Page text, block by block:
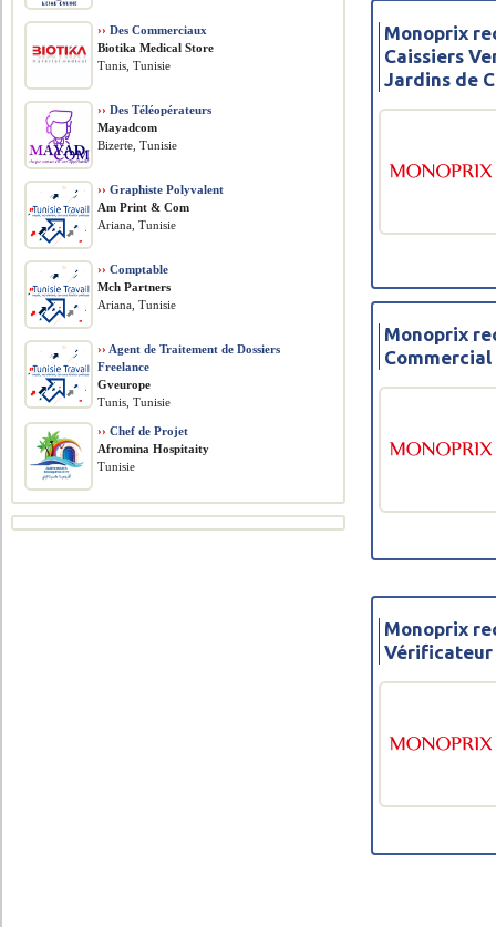
Monoprix
Caissiers
Jardins de
Monoprix
Monoprix
Vérificateur
›› Des Commerciaux
Biotika Medical Store
Tunis, Tunisie
›› Des Téléopérateurs
Mayadcom
Bizerte, Tunisie
›› Graphiste Polyvalent
Am Print & Com
Ariana, Tunisie
›› Comptable
Mch Partners
Ariana, Tunisie
›› Agent de Traitement de Dossiers
Freelance
Gveurope
Tunis, Tunisie
›› Chef de Projet
Afromina Hospitaity
Tunisie